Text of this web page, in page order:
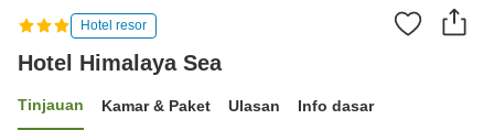
Hotel resor
Hotel Himalaya Sea
Tinjauan Kamar & Paket Ulasan Info dasar